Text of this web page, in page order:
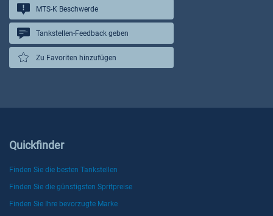
MTS-K Beschwerde
Tankstellen-Feedback geben
Zu Favoriten hinzufügen
Quickfinder
Finden Sie die besten Tankstellen
Finden Sie die günstigsten Spritpreise
Finden Sie Ihre bevorzugte Marke